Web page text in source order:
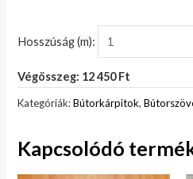
Hosszúság (m):
Végösszeg: 12 450 Ft
Kategóriák:Bútorkárpitok,
Kapcsolódó